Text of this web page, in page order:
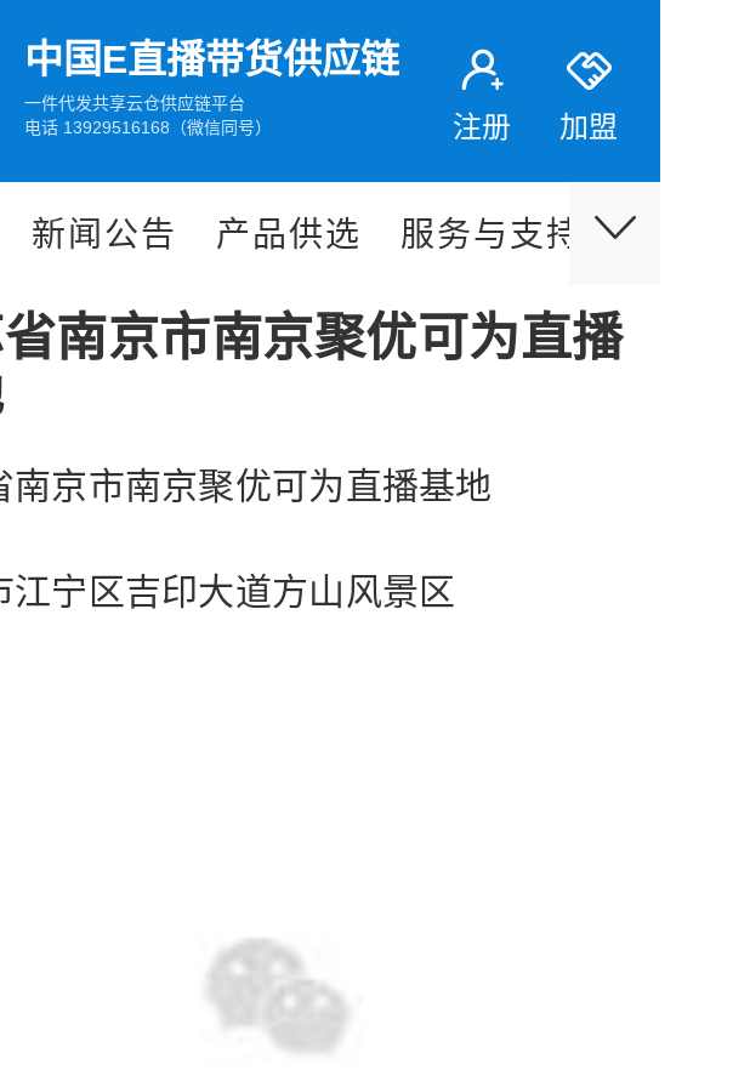
中国E直播带货供应链
一件代发共享云仓供应链平台
电话 13929516168（微信同号）
注册 加盟
新闻公告 产品供选 服务与支持 伙伴合作
南京市南京聚优可为直播
南京市南京聚优可为直播基地
江宁区吉印大道方山风景区